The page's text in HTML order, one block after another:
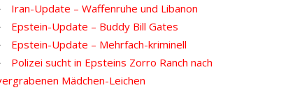
Iran-Update – Waffenruhe und Libanon
Epstein-Update – Buddy Bill Gates
Epstein-Update – Mehrfach-kriminell
Polizei sucht in Epsteins Zorro Ranch nach
Mädchen-Leichen